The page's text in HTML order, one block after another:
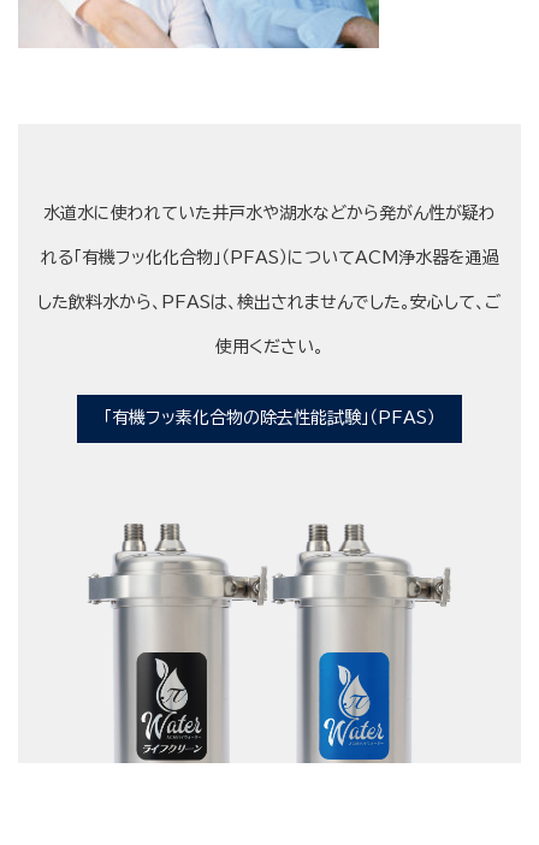
水道水に使われていた井戸水や湖水などから発がん性が疑わ
れる「有機フッ化化合物」（PFAS）についてACM浄水器を通過
した飲料水から、PFASは、検出されませんでした。安心して、ご
使用ください。
「有機フッ素化合物の除去性能試験」（PFAS）